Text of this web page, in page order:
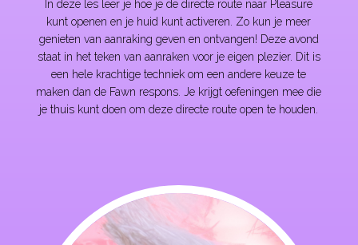
In deze les leer je hoe je de directe route naar Pleasure
kunt openen en je huid kunt activeren. Zo kun je meer
genieten van aanraking geven en ontvangen! Deze avond
staat in het teken van aanraken voor je eigen plezier. Dit is
een hele krachtige techniek om een andere keuze te
maken dan de Fawn respons. Je krijgt oefeningen mee die
je thuis kunt doen om deze directe route open te houden.